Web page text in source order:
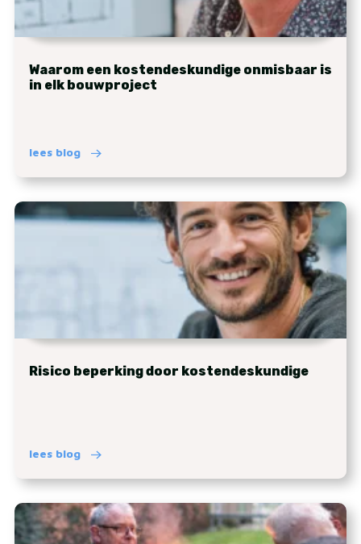
Waarom een kostendeskundige onmisbaar is
in elk bouwproject
lees blog
Risico beperking door kostendeskundige
lees blog